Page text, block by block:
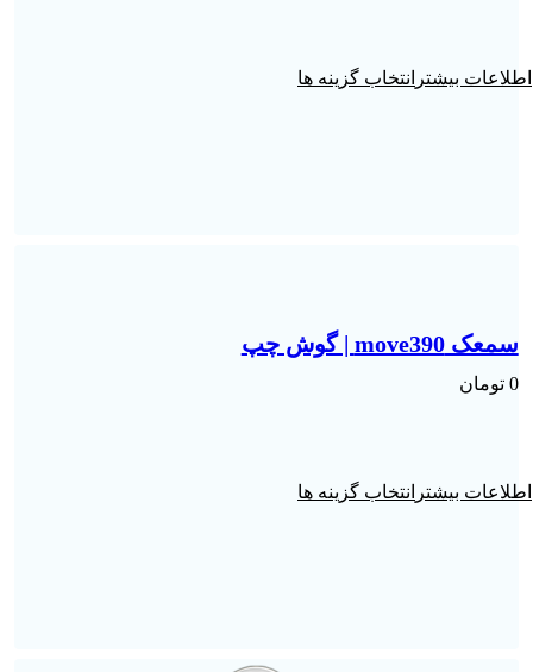
انتخاب گزینه ها
سمعک move390 | گوش چپ
0 تومان
انتخاب گزینه ها